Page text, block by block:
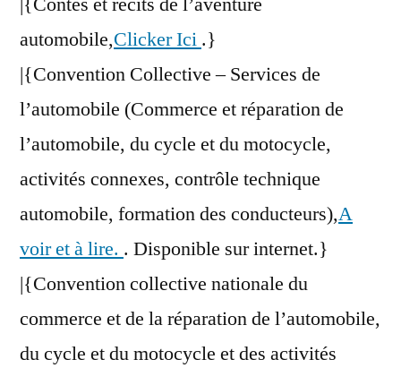
automobile,Clicker Ici .}
|{Convention Collective – Services de
l’automobile (Commerce et réparation de
l’automobile, du cycle et du motocycle,
activités connexes, contrôle technique
automobile, formation des conducteurs),A
voir et à lire. . Disponible sur internet.}
|{Convention collective nationale du
commerce et de la réparation de l’automobile,
du cycle et du motocycle et des activités